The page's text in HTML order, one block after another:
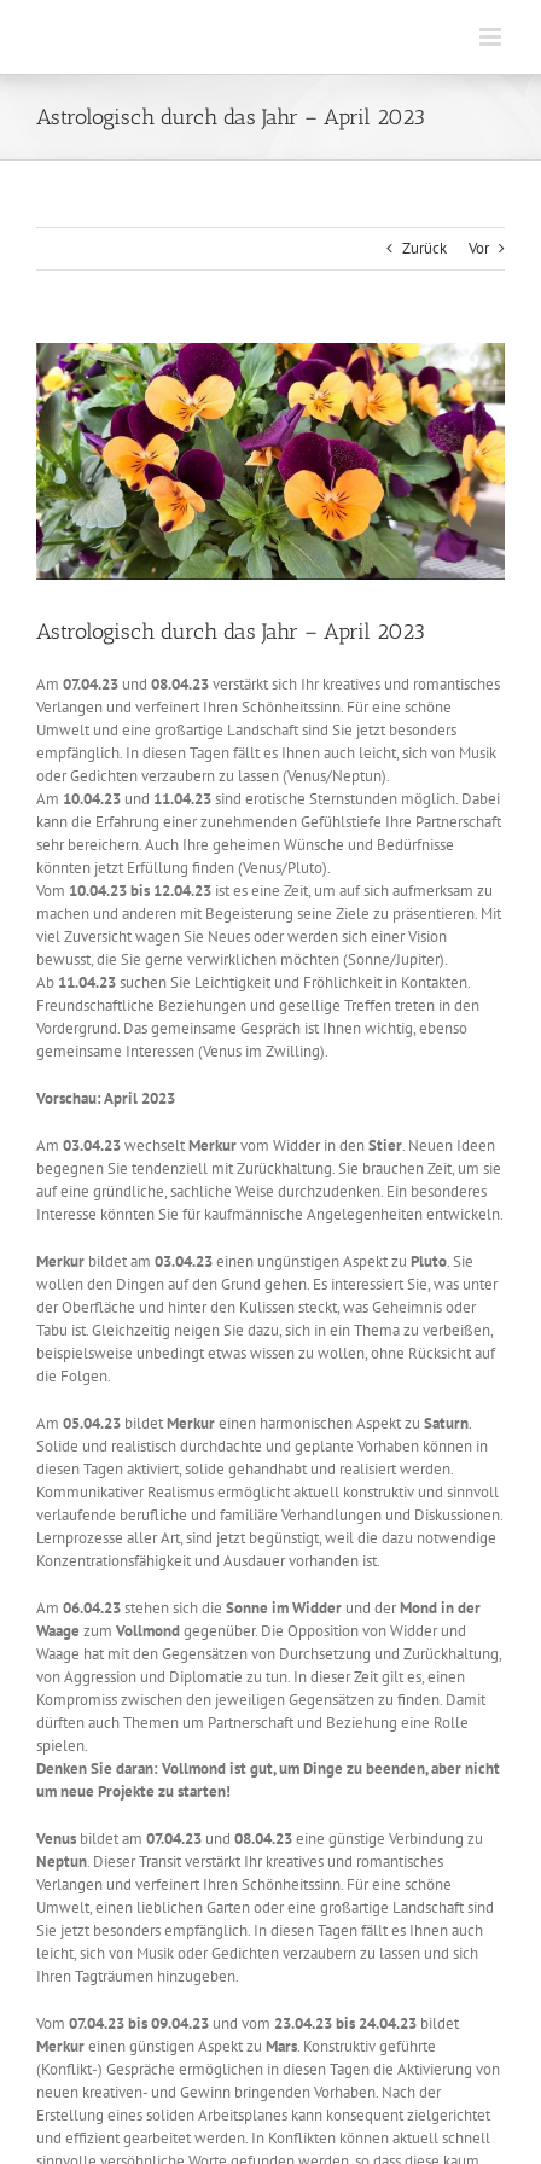
Astrologisch durch das Jahr – April 2023
Zurück Vor
Zeige
grösseres
Bild
Astrologisch durch das Jahr – April 2023
Am 07.04.23 und 08.04.23verstärkt sich Ihr kreatives und romantisches
Verlangen und verfeinert Ihren Schönheitssinn. Für eine schöne
Umwelt und eine großartige Landschaft sind Sie jetzt besonders
empfänglich. In diesen Tagen fällt es Ihnen auch leicht, sich von Musik
oder Gedichten verzaubern zu lassen (Venus/Neptun).
Am 10.04.23 und 11.04.23sind erotische Sternstunden möglich. Dabei
kann die Erfahrung einer zunehmenden Gefühlstiefe Ihre Partnerschaft
sehr bereichern. Auch Ihre geheimen Wünsche und Bedürfnisse
könnten jetzt Erfüllung finden (Venus/Pluto).
Vom 10.04.23 bis 12.04.23 ist es eine Zeit, um auf sich aufmerksam zu
machen und anderen mit Begeisterung seine Ziele zu präsentieren. Mit
viel Zuversicht wagen Sie Neues oder werden sich einer Vision
bewusst, die Sie gerne verwirklichen möchten (Sonne/Jupiter).
Ab 11.04.23suchen Sie Leichtigkeit und Fröhlichkeit in Kontakten.
Freundschaftliche Beziehungen und gesellige Treffen treten in den
Vordergrund. Das gemeinsame Gespräch ist Ihnen wichtig, ebenso
gemeinsame Interessen (Venus im Zwilling).
Vorschau: April 2023
Am 03.04.23wechseltMerkurvom Widder in denStier. Neuen Ideen
begegnen Sie tendenziell mit Zurückhaltung. Sie brauchen Zeit, um sie
auf eine gründliche, sachliche Weise durchzudenken. Ein besonderes
Interesse könnten Sie für kaufmännische Angelegenheiten entwickeln.
Merkur bildet am 03.04.23einen ungünstigen Aspekt zu Pluto. Sie
wollen den Dingen auf den Grund gehen. Es interessiert Sie, was unter
der Oberfläche und hinter den Kulissen steckt, was Geheimnis oder
Tabu ist. Gleichzeitig neigen Sie dazu, sich in ein Thema zu verbeißen,
beispielsweise unbedingt etwas wissen zu wollen, ohne Rücksicht auf
die Folgen.
Am 05.04.23 bildetMerkureinen harmonischen Aspekt zu Saturn.
Solide und realistisch durchdachte und geplante Vorhaben können in
diesen Tagen aktiviert, solide gehandhabt und realisiert werden.
Kommunikativer Realismus ermöglicht aktuell konstruktiv und sinnvoll
verlaufende berufliche und familiäre Verhandlungen und Diskussionen.
Lernprozesse aller Art, sind jetzt begünstigt, weil die dazu notwendige
Konzentrationsfähigkeit und Ausdauer vorhanden ist.
Am 06.04.23stehen sich die Sonne im Widder und derMond in der
Waage zum Vollmondgegenüber. Die Opposition von Widder und
Waage hat mit den Gegensätzen von Durchsetzung und Zurückhaltung,
von Aggression und Diplomatie zu tun. In dieser Zeit gilt es, einen
Kompromiss zwischen den jeweiligen Gegensätzen zu finden. Damit
dürften auch Themen um Partnerschaft und Beziehung eine Rolle
spielen.
Denken Sie daran: Vollmond ist gut, um Dinge zu beenden, aber nicht
um neue Projekte zu starten!
Venus bildet am 07.04.23 und 08.04.23eine günstige Verbindung zu
Neptun. Dieser Transit verstärkt Ihr kreatives und romantisches
Verlangen und verfeinert Ihren Schönheitssinn. Für eine schöne
Umwelt, einen lieblichen Garten oder eine großartige Landschaft sind
Sie jetzt besonders empfänglich. In diesen Tagen fällt es Ihnen auch
leicht, sich von Musik oder Gedichten verzaubern zu lassen und sich
Ihren Tagträumen hinzugeben.
Vom 07.04.23 bis 09.04.23 und vom 23.04.23 bis 24.04.23 bildet
Merkureinen günstigen Aspekt zu Mars. Konstruktiv geführte
(Konflikt-) Gespräche ermöglichen in diesen Tagen die Aktivierung von
neuen kreativen- und Gewinn bringenden Vorhaben. Nach der
Erstellung eines soliden Arbeitsplanes kann konsequent zielgerichtet
und effizient gearbeitet werden. In Konflikten können aktuell schnell